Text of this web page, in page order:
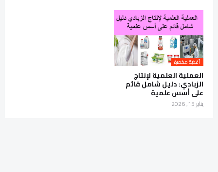
أغذية مخمرة
العملية العلمية لإنتاج
الزبادي: دليل شامل قائم
على أسس علمية
يناير 15, 2026